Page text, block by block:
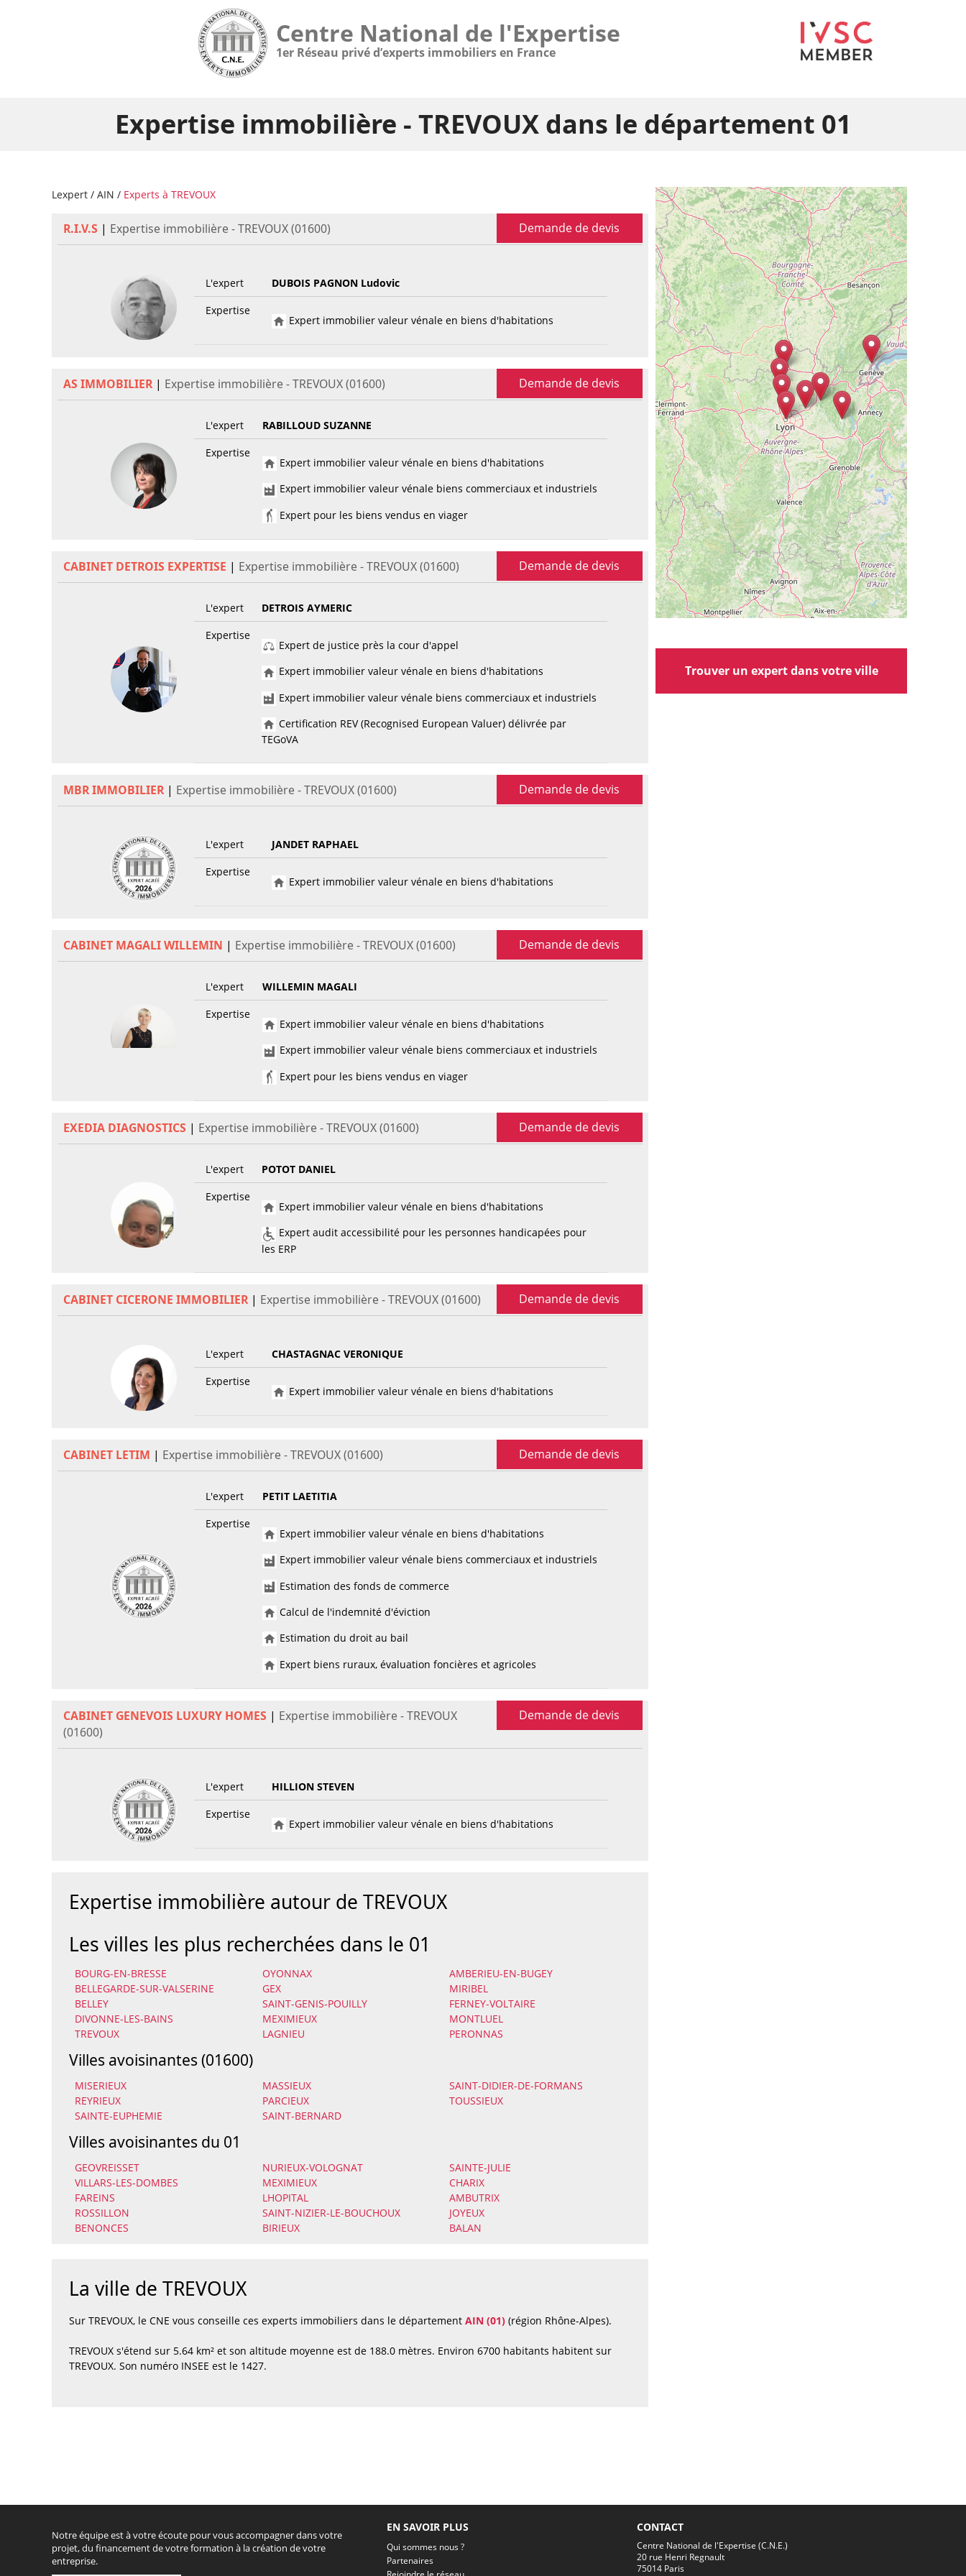
Centre National de l'Expertise
1er Réseau privé d’experts immobiliers en France
Expertise immobilière - TREVOUX dans le département 01
Lexpert / AIN / Experts à TREVOUX
R.I.V.S | Expertise immobilière - TREVOUX (01600) Demande de devis
L'expert
DUBOIS PAGNON Ludovic
Expertise
Expert immobilier valeur vénale en biens d'habitations
AS IMMOBILIER | Expertise immobilière - TREVOUX (01600) Demande de devis
L'expert
RABILLOUD SUZANNE
Expertise
Expert immobilier valeur vénale en biens d'habitations
Expert immobilier valeur vénale biens commerciaux et industriels
Expert pour les biens vendus en viager
CABINET DETROIS EXPERTISE | Expertise immobilière - TREVOUX (01600) Demande de devis
L'expert
DETROIS AYMERIC
Expertise
Expert de justice près la cour d'appel
Expert immobilier valeur vénale en biens d'habitations
Expert immobilier valeur vénale biens commerciaux et industriels
Certification REV (Recognised European Valuer) délivrée par
TEGoVA
MBR IMMOBILIER | Expertise immobilière - TREVOUX (01600) Demande de devis
L'expert
JANDET RAPHAEL
Expertise
Expert immobilier valeur vénale en biens d'habitations
CABINET MAGALI WILLEMIN | Expertise immobilière - TREVOUX (01600) Demande de devis
L'expert
WILLEMIN MAGALI
Expertise
Expert immobilier valeur vénale en biens d'habitations
Expert immobilier valeur vénale biens commerciaux et industriels
Expert pour les biens vendus en viager
EXEDIA DIAGNOSTICS | Expertise immobilière - TREVOUX (01600) Demande de devis
L'expert
POTOT DANIEL
Expertise
Expert immobilier valeur vénale en biens d'habitations
Expert audit accessibilité pour les personnes handicapées pour
les ERP
CABINET CICERONE IMMOBILIER | Expertise immobilière - TREVOUX (01600) Demande de devis
L'expert
CHASTAGNAC VERONIQUE
Expertise
Expert immobilier valeur vénale en biens d'habitations
CABINET LETIM | Expertise immobilière - TREVOUX (01600) Demande de devis
L'expert
PETIT LAETITIA
Expertise
Expert immobilier valeur vénale en biens d'habitations
Expert immobilier valeur vénale biens commerciaux et industriels
Estimation des fonds de commerce
Calcul de l'indemnité d'éviction
Estimation du droit au bail
Expert biens ruraux, évaluation foncières et agricoles
CABINET GENEVOIS LUXURY HOMES | Expertise immobilière - TREVOUX
(01600)
Demande de devis
L'expert
HILLION STEVEN
Expertise
Expert immobilier valeur vénale en biens d'habitations
Expertise immobilière autour de TREVOUX
Les villes les plus recherchées dans le 01
BOURG-EN-BRESSE OYONNAX
AMBERIEU-EN-BUGEY
BELLEGARDE-SUR-VALSERINE
GEX
MIRIBEL
BELLEY
SAINT-GENIS-POUILLY
FERNEY-VOLTAIRE
DIVONNE-LES-BAINS
MEXIMIEUX
MONTLUEL
TREVOUX
LAGNIEU PERONNAS
Villes avoisinantes (01600)
MISERIEUX MASSIEUX
SAINT-DIDIER-DE-FORMANS
REYRIEUX
PARCIEUX
TOUSSIEUX
SAINTE-EUPHEMIE
SAINT-BERNARD
Villes avoisinantes du 01
GEOVREISSET NURIEUX-VOLOGNAT
SAINTE-JULIE
VILLARS-LES-DOMBES
MEXIMIEUX
CHARIX
FAREINS
LHOPITAL
AMBUTRIX
ROSSILLON
SAINT-NIZIER-LE-BOUCHOUX
JOYEUX
BENONCES
BIRIEUX BALAN
La ville de TREVOUX
Sur TREVOUX, le CNE vous conseille ces experts immobiliers dans le département AIN (01) (région Rhône-Alpes).
TREVOUX s'étend sur 5.64 km² et son altitude moyenne est de 188.0 mètres. Environ 6700 habitants habitent sur
TREVOUX. Son numéro INSEE est le 1427.
Trouver un expert dans votre ville
Notre équipe est à votre écoute pour vous accompagner dans votre
projet, du financement de votre formation à la création de votre
entreprise.
EN SAVOIR PLUS
Qui sommes nous ?
Partenaires
CONTACT
Centre National de l'Expertise (C.N.E.)
20 rue Henri Regnault
75014 Paris